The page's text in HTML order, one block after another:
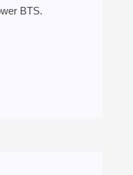
BTS.